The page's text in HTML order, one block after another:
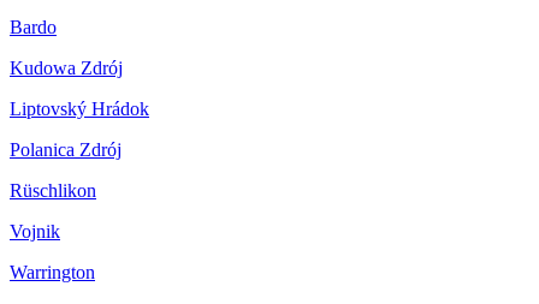
Bardo
Kudowa Zdrój
Liptovský Hrádok
Polanica Zdrój
Rüschlikon
Vojnik
Warrington